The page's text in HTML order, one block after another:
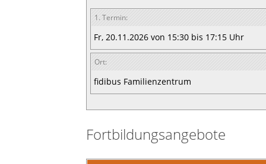
1. Termin:
Fr, 20.11.2026 von 15:30 bis 17:15 Uhr
Ort:
fidibus Familienzentrum
Fortbildungsangebote